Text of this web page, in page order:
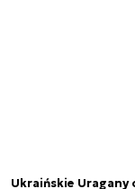
Ukraińskie Uragany